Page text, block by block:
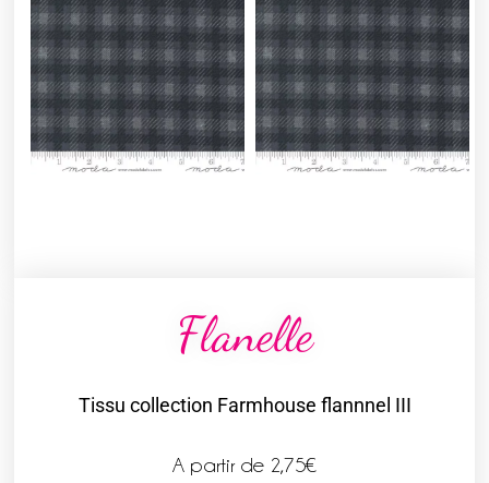
Flanelle
Tissu collection Farmhouse flannnel III
A partir de 2,75€